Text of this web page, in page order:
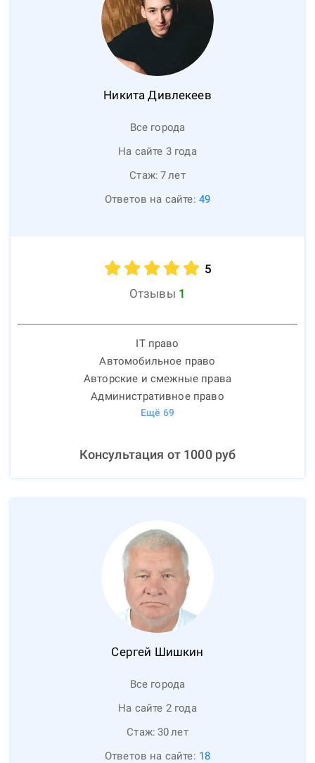
Никита Дивлекеев
Все города
На сайте 3 года
Стаж: 7лет
Ответов на сайте: 49
5
Отзывы 1
IT право
Автомобильное право
Авторские и смежные права
Административное право
Ещё 69
Консультация от 1000руб
Сергей Шишкин
Все города
На сайте 2 года
Стаж: 30лет
Ответов на сайте: 18